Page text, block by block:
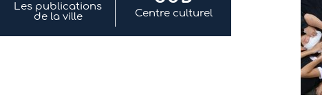
Les publications
de la ville
Centre culturel